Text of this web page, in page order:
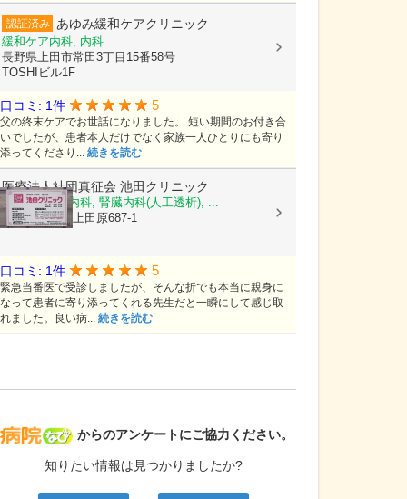
病院なび
からのアンケートにご協力ください。
知りたい情報は見つかりましたか?
認証済み あゆみ緩和ケアクリニック
緩和ケア内科, 内科
長野県上田市常田3丁目15番58号
TOSHIビル1F
口コミ: 1件 5
父の終末ケアでお世話になりました。 短い期間のお付き合
いでしたが、患者本人だけでなく家族一人ひとりにも寄り
添ってくださり... 続きを読む
医療法人社団真征会 池田クリニック
内科, 循環器内科, 腎臓内科(人工透析), ...
長野県上田市上田原687-1
口コミ: 1件 5
緊急当番医で受診しましたが、そんな折でも本当に親身に
なって患者に寄り添ってくれる先生だと一瞬にして感じ取
れました。良い病... 続きを読む